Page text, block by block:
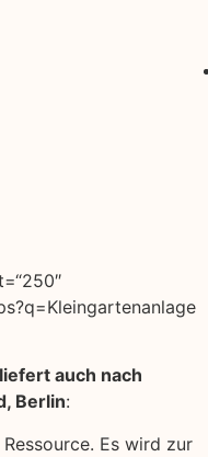
auch nach
Berlin:
Es wird zur